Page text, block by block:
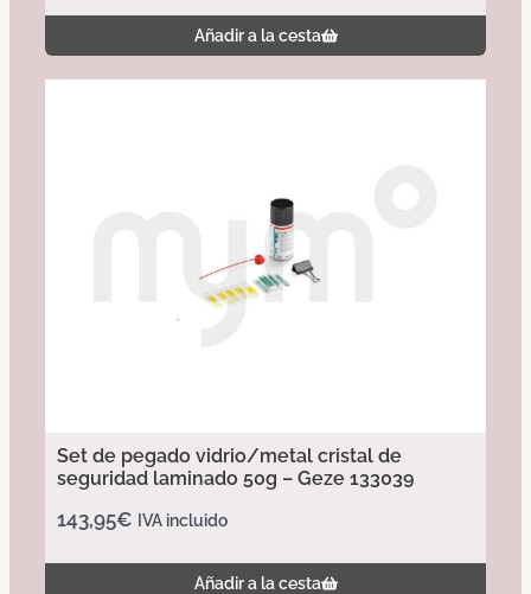
Añadir a la cesta
Set de pegado vidrio/metal cristal de
seguridad laminado 50g – Geze 133039
143,95€ IVA incluido
Añadir a la cesta